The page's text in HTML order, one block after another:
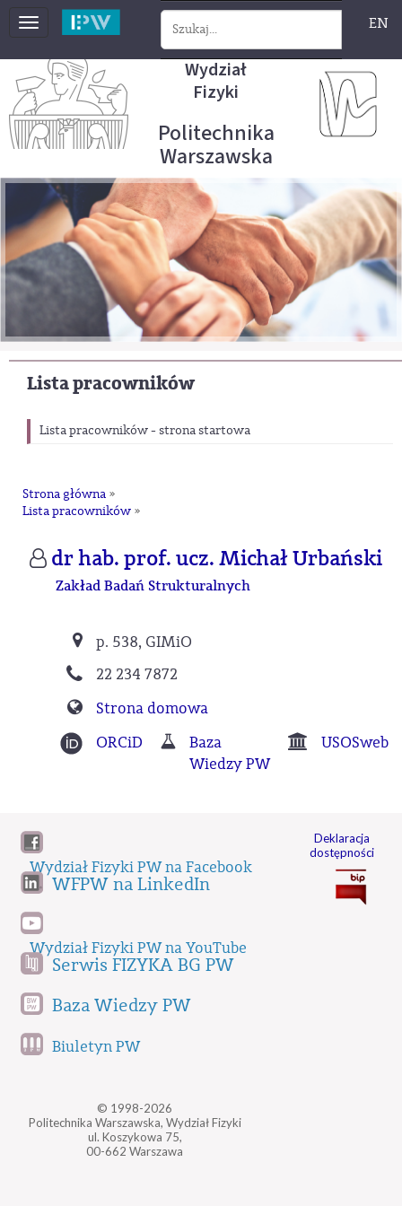
Toggle
EN
Wydział
Fizyki
Politechnika
Warszawska
Lista pracowników
Lista pracowników - strona startowa
Strona główna »
Lista pracowników »
dr hab. prof. ucz. Michał Urbański
Zakład Badań Strukturalnych
p. 538, GIMiO
22 234 7872
Strona domowa
ORCiD
Baza
Wiedzy PW
USOSweb
Wydział Fizyki PW na Facebook
WFPW na LinkedIn
Wydział Fizyki PW na YouTube
Serwis FIZYKA BG PW
Baza Wiedzy PW
Biuletyn PW
© 1998-2026
Politechnika Warszawska, Wydział Fizyki
ul. Koszykowa 75,
00-662 Warszawa
Deklaracja
dostępności